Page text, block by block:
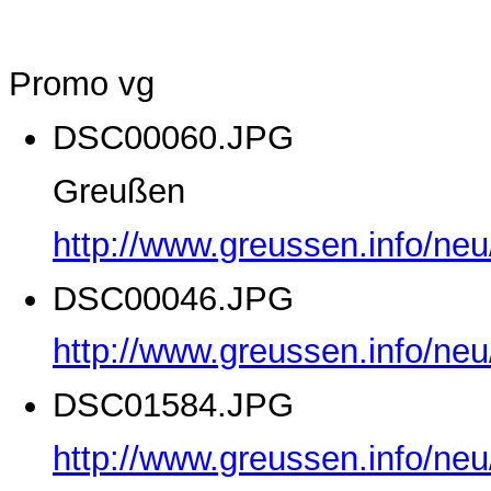
Promo vg
DSC00060.JPG
Greußen
http://www.greussen.info/
DSC00046.JPG
http://www.greussen.info/
DSC01584.JPG
http://www.greussen.info/